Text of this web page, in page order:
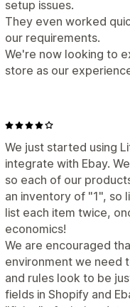
setup issues.
They even worked
our requirements.
We're now looking to
store as our
We just started using
integrate with Ebay.
so each of our
an inventory of "1", so
list each item twice,
economics!
We are encouraged
environment we need
and rules look to be
fields in Shopify and